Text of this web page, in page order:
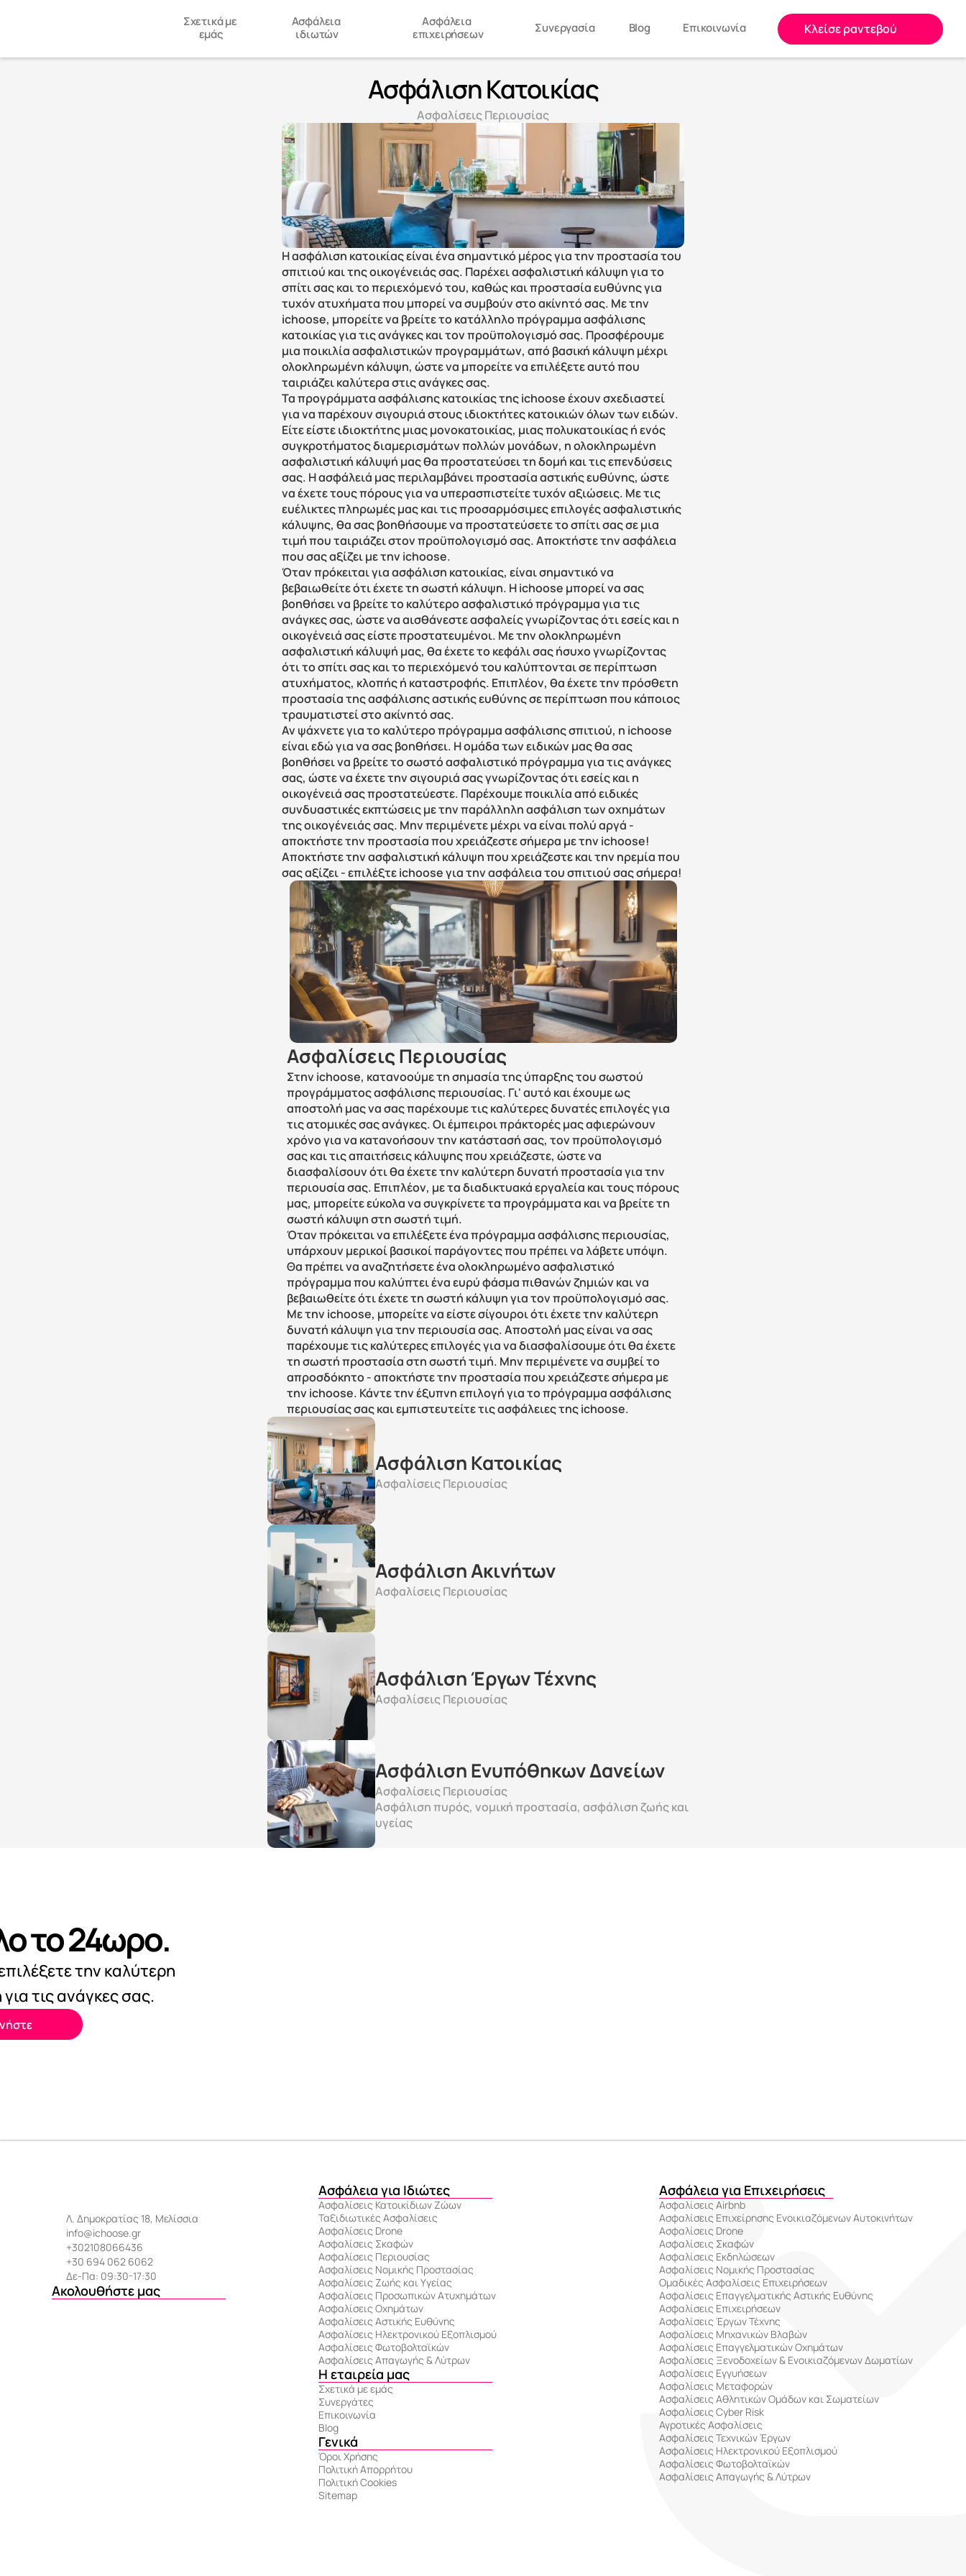
Ασφάλιση Κατοικίας
Ασφαλίσεις Περιουσίας
Η ασφάλιση κατοικίας είναι ένα σημαντικό μέρος για την προστασία του
σπιτιού και της οικογένειάς σας. Παρέχει ασφαλιστική κάλυψη για το
σπίτι σας και το περιεχόμενό του, καθώς και προστασία ευθύνης για
τυχόν ατυχήματα που μπορεί να συμβούν στο ακίνητό σας. Με την
ichoose, μπορείτε να βρείτε το κατάλληλο πρόγραμμα ασφάλισης
κατοικίας για τις ανάγκες και τον προϋπολογισμό σας. Προσφέρουμε
μια ποικιλία ασφαλιστικών προγραμμάτων, από βασική κάλυψη μέχρι
ολοκληρωμένη κάλυψη, ώστε να μπορείτε να επιλέξετε αυτό που
ταιριάζει καλύτερα στις ανάγκες σας.
Τα προγράμματα ασφάλισης κατοικίας της ichoose έχουν σχεδιαστεί
για να παρέχουν σιγουριά στους ιδιοκτήτες κατοικιών όλων των ειδών.
Είτε είστε ιδιοκτήτης μιας μονοκατοικίας, μιας πολυκατοικίας ή ενός
συγκροτήματος διαμερισμάτων πολλών μονάδων, η ολοκληρωμένη
ασφαλιστική κάλυψή μας θα προστατεύσει τη δομή και τις επενδύσεις
σας. Η ασφάλειά μας περιλαμβάνει προστασία αστικής ευθύνης, ώστε
να έχετε τους πόρους για να υπερασπιστείτε τυχόν αξιώσεις. Με τις
ευέλικτες πληρωμές μας και τις προσαρμόσιμες επιλογές ασφαλιστικής
κάλυψης, θα σας βοηθήσουμε να προστατεύσετε το σπίτι σας σε μια
τιμή που ταιριάζει στον προϋπολογισμό σας. Αποκτήστε την ασφάλεια
που σας αξίζει με την ichoose.
Όταν πρόκειται για ασφάλιση κατοικίας, είναι σημαντικό να
βεβαιωθείτε ότι έχετε τη σωστή κάλυψη. Η ichoose μπορεί να σας
βοηθήσει να βρείτε το καλύτερο ασφαλιστικό πρόγραμμα για τις
ανάγκες σας, ώστε να αισθάνεστε ασφαλείς γνωρίζοντας ότι εσείς και η
οικογένειά σας είστε προστατευμένοι. Με την ολοκληρωμένη
ασφαλιστική κάλυψή μας, θα έχετε το κεφάλι σας ήσυχο γνωρίζοντας
ότι το σπίτι σας και το περιεχόμενό του καλύπτονται σε περίπτωση
ατυχήματος, κλοπής ή καταστροφής. Επιπλέον, θα έχετε την πρόσθετη
προστασία της ασφάλισης αστικής ευθύνης σε περίπτωση που κάποιος
τραυματιστεί στο ακίνητό σας.
Αν ψάχνετε για το καλύτερο πρόγραμμα ασφάλισης σπιτιού, η ichoose
είναι εδώ για να σας βοηθήσει. Η ομάδα των ειδικών μας θα σας
βοηθήσει να βρείτε το σωστό ασφαλιστικό πρόγραμμα για τις ανάγκες
σας, ώστε να έχετε την σιγουριά σας γνωρίζοντας ότι εσείς και η
οικογένειά σας προστατεύεστε. Παρέχουμε ποικιλία από ειδικές
συνδυαστικές εκπτώσεις με την παράλληλη ασφάλιση των οχημάτων
της οικογένειάς σας. Μην περιμένετε μέχρι να είναι πολύ αργά -
αποκτήστε την προστασία που χρειάζεστε σήμερα με την ichoose!
Αποκτήστε την ασφαλιστική κάλυψη που χρειάζεστε και την ηρεμία που
σας αξίζει - επιλέξτε ichoose για την ασφάλεια του σπιτιού σας σήμερα!
Ασφαλίσεις Περιουσίας
Στην ichoose, κατανοούμε τη σημασία της ύπαρξης του σωστού
προγράμματος ασφάλισης περιουσίας. Γι' αυτό και έχουμε ως
αποστολή μας να σας παρέχουμε τις καλύτερες δυνατές επιλογές για
τις ατομικές σας ανάγκες. Οι έμπειροι πράκτορές μας αφιερώνουν
χρόνο για να κατανοήσουν την κατάστασή σας, τον προϋπολογισμό
σας και τις απαιτήσεις κάλυψης που χρειάζεστε, ώστε να
διασφαλίσουν ότι θα έχετε την καλύτερη δυνατή προστασία για την
περιουσία σας. Επιπλέον, με τα διαδικτυακά εργαλεία και τους πόρους
μας, μπορείτε εύκολα να συγκρίνετε τα προγράμματα και να βρείτε τη
σωστή κάλυψη στη σωστή τιμή.
Όταν πρόκειται να επιλέξετε ένα πρόγραμμα ασφάλισης περιουσίας,
υπάρχουν μερικοί βασικοί παράγοντες που πρέπει να λάβετε υπόψη.
Θα πρέπει να αναζητήσετε ένα ολοκληρωμένο ασφαλιστικό
πρόγραμμα που καλύπτει ένα ευρύ φάσμα πιθανών ζημιών και να
βεβαιωθείτε ότι έχετε τη σωστή κάλυψη για τον προϋπολογισμό σας.
Με την ichoose, μπορείτε να είστε σίγουροι ότι έχετε την καλύτερη
δυνατή κάλυψη για την περιουσία σας. Αποστολή μας είναι να σας
παρέχουμε τις καλύτερες επιλογές για να διασφαλίσουμε ότι θα έχετε
τη σωστή προστασία στη σωστή τιμή. Μην περιμένετε να συμβεί το
απροσδόκητο - αποκτήστε την προστασία που χρειάζεστε σήμερα με
την ichoose. Κάντε την έξυπνη επιλογή για το πρόγραμμα ασφάλισης
περιουσίας σας και εμπιστευτείτε τις ασφάλειες της ichoose.
Ασφάλιση Κατοικίας
Ασφαλίσεις Περιουσίας
Ασφάλιση Ακινήτων
Ασφαλίσεις Περιουσίας
Ασφάλιση Έργων Τέχνης
Ασφαλίσεις Περιουσίας
Ασφάλιση Ενυπόθηκων Δανείων
Ασφαλίσεις Περιουσίας
Ασφάλιση πυρός, νομική προστασία, ασφάλιση ζωής και
υγείας
Σχετικά με
εμάς
Ασφάλεια
ιδιωτών
Ασφάλεια
επιχειρήσεων
Συνεργασία Blog Επικοινωνία Κλείσε ραντεβού
το 24ωρο.
την καλύτερη
τις ανάγκες σας.
Λ. Δημοκρατίας 18, Μελίσσια
info@ichoose.gr
+302108066436
+30 694 062 6062
Δε-Πα: 09:30-17:30
Ακολουθήστε μας
Ασφάλεια για Ιδιώτες
Ασφαλίσεις Κατοικίδιων Ζώων
Ταξιδιωτικές Ασφαλίσεις
Ασφαλίσεις Drone
Ασφαλίσεις Σκαφών
Ασφαλίσεις Περιουσίας
Ασφαλίσεις Νομικής Προστασίας
Ασφαλίσεις Ζωής και Υγείας
Ασφαλίσεις Προσωπικών Ατυχημάτων
Ασφαλίσεις Οχημάτων
Ασφαλίσεις Αστικής Ευθύνης
Ασφαλίσεις Ηλεκτρονικού Εξοπλισμού
Ασφαλίσεις Φωτοβολταϊκών
Ασφαλίσεις Απαγωγής & Λύτρων
Η εταιρεία μας
Σχετικά με εμάς
Συνεργάτες
Επικοινωνία
Blog
Γενικά
Όροι Χρήσης
Πολιτική Απορρήτου
Πολιτική Cookies
Sitemap
Ασφάλεια για Επιχειρήσεις
Ασφαλίσεις Airbnb
Ασφαλίσεις Επιχείρησης Ενοικιαζόμενων Αυτοκινήτων
Ασφαλίσεις Drone
Ασφαλίσεις Σκαφών
Ασφαλίσεις Εκδηλώσεων
Ασφαλίσεις Νομικής Προστασίας
Ομαδικές Ασφαλίσεις Επιχειρήσεων
Ασφαλίσεις Επαγγελματικής Αστικής Ευθύνης
Ασφαλίσεις Επιχειρήσεων
Ασφαλίσεις Έργων Τέχνης
Ασφαλίσεις Μηχανικών Βλαβών
Ασφαλίσεις Επαγγελματικών Οχημάτων
Ασφαλίσεις Ξενοδοχείων & Eνοικιαζόμενων Δωματίων
Ασφαλίσεις Εγγυήσεων
Ασφαλίσεις Μεταφορών
Ασφαλίσεις Αθλητικών Ομάδων και Σωματείων
Ασφαλίσεις Cyber Risk
Αγροτικές Ασφαλίσεις
Ασφαλίσεις Τεχνικών Έργων
Ασφαλίσεις Ηλεκτρονικού Εξοπλισμού
Ασφαλίσεις Φωτοβολταϊκών
Ασφαλίσεις Απαγωγής & Λύτρων